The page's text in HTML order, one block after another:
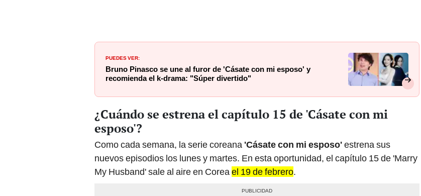
PUEDES VER:
Bruno Pinasco se une al furor de 'Cásate con mi esposo' y
recomienda el k-drama: "Súper divertido"
¿Cuándo se estrena el capítulo 15 de 'Cásate con mi
esposo'?
Como cada semana, la serie coreana 'Cásate con mi esposo'estrena sus
nuevos episodios los lunes y martes. En esta oportunidad, el capítulo 15 de 'Marry
My Husband' sale al aire en Corea el 19 de febrero.